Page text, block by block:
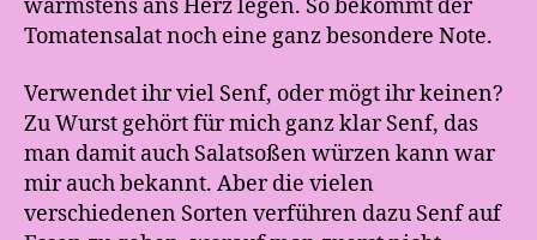
wärmstens ans Herz legen. So bekommt der
Tomatensalat noch eine ganz besondere Note.
Verwendet ihr viel Senf, oder mögt ihr keinen?
Zu Wurst gehört für mich ganz klar Senf, das
man damit auch Salatsoßen würzen kann war
mir auch bekannt. Aber die vielen
verschiedenen Sorten verführen dazu Senf auf